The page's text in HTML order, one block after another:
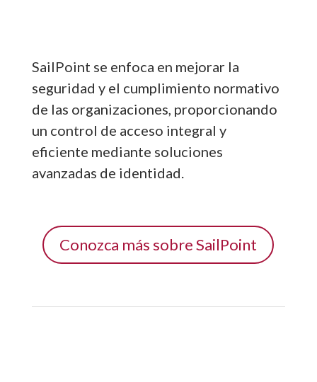
SailPoint se enfoca en mejorar la
seguridad y el cumplimiento normativo
de las organizaciones, proporcionando
un control de acceso integral y
eficiente mediante soluciones
avanzadas de identidad.
Conozca más sobre SailPoint